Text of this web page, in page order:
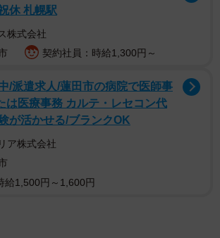
休 札幌駅
株式会社
契約社員：時給1,300円～
/派遣求人/蓮田市の病院で医師事
は医療事務 カルテ・レセコン代
が活かせる/ブランクOK
ア株式会社
給1,500円～1,600円